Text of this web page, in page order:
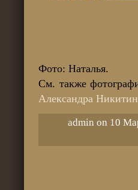
Фото: Наталья.
См. также
Александра
admin on 10